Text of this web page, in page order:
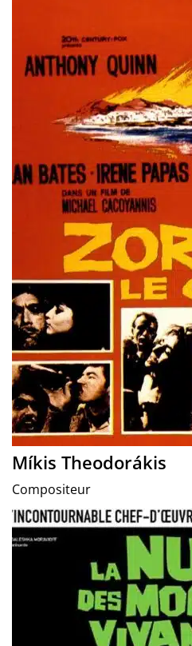
Míkis Theodorákis
Compositeur